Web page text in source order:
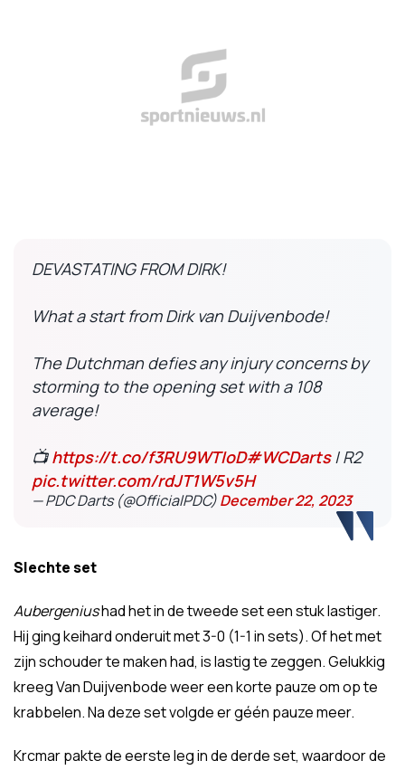
DEVASTATING FROM DIRK!
What a start from Dirk van Duijvenbode!
The Dutchman defies any injury concerns by
storming to the opening set with a 108
average!
📺https://t.co/f3RU9WTIoD#WCDarts| R2
pic.twitter.com/rdJT1W5v5H
— PDC Darts (@OfficialPDC)December 22, 2023
Slechte set
Aubergeniushad het in de tweede set een stuk lastiger.
Hij ging keihard onderuit met 3-0 (1-1 in sets). Of het met
zijn schouder te maken had, is lastig te zeggen. Gelukkig
kreeg Van Duijvenbode weer een korte pauze om op te
krabbelen. Na deze set volgde er géén pauze meer.
Krcmar pakte de eerste leg in de derde set, waardoor de